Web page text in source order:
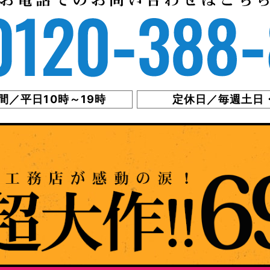
／平日10時～19時 定休日／毎週土日